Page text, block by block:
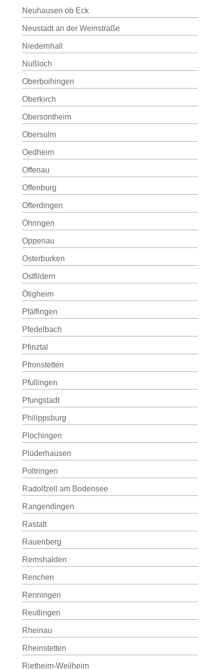
Neuhausen ob Eck
Neustadt an der Weinstraße
Niedernhall
Nußloch
Oberboihingen
Oberkirch
Obersontheim
Obersulm
Oedheim
Offenau
Offenburg
Ofterdingen
Öhringen
Oppenau
Osterburken
Ostfildern
Ötigheim
Pfäffingen
Pfedelbach
Pfinztal
Pfronstetten
Pfullingen
Pfungstadt
Philippsburg
Plochingen
Plüderhausen
Poltringen
Radolfzell am Bodensee
Rangendingen
Rastatt
Rauenberg
Remshalden
Renchen
Renningen
Reutlingen
Rheinau
Rheinstetten
Rietheim-Weilheim